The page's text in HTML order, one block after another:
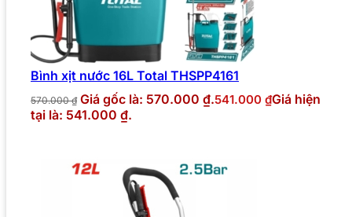
Bình xịt nước 16L Total THSPP4161
570.000₫ Giá gốc là: 570.000 ₫.541.000 ₫Giá hiện
tại là: 541.000 ₫.